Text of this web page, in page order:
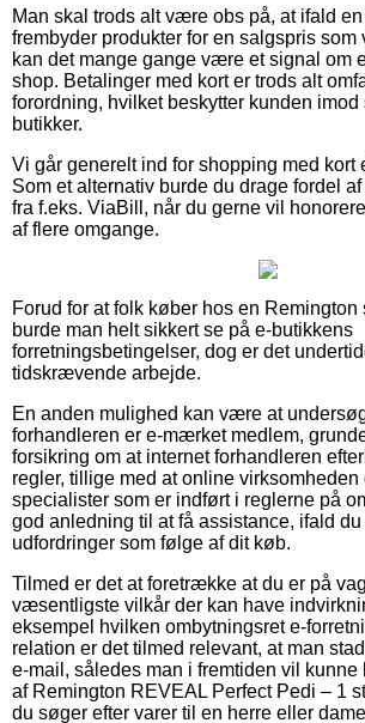
Man skal trods alt være obs på, at ifald
frembyder produkter for en salgspris som
kan det mange gange være et signal om
shop. Betalinger med kort er trods alt
forordning, hvilket beskytter kunden imod
butikker.
Vi går generelt ind for shopping med kort
Som et alternativ burde du drage fordel
fra f.eks. ViaBill, når du gerne vil
af flere omgange.
Forud for at folk køber hos en Remington
burde man helt sikkert se på e-butikkens
forretningsbetingelser, dog er det
tidskrævende arbejde.
En anden mulighed kan være at
forhandleren er e-mærket medlem,
forsikring om at internet forhandleren
regler, tillige med at online
specialister som er indført i reglerne på
god anledning til at få assistance, ifald
udfordringer som følge af dit køb.
Tilmed er det at foretrække at du er på
væsentligste vilkår der kan have
eksempel hvilken ombytningsret e-
relation er det tilmed relevant, at man
e-mail, således man i fremtiden vil kunne
af Remington REVEAL Perfect Pedi – 1
du søger efter varer til en herre eller